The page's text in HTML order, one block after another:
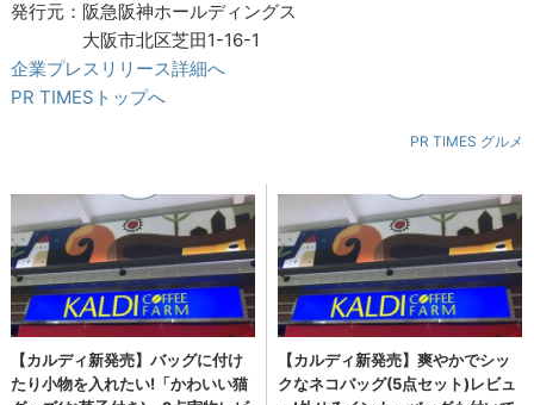
発行元：阪急阪神ホールディングス
大阪市北区芝田1-16-1
企業プレスリリース詳細へ
PR TIMESトップへ
PR TIMES グルメ